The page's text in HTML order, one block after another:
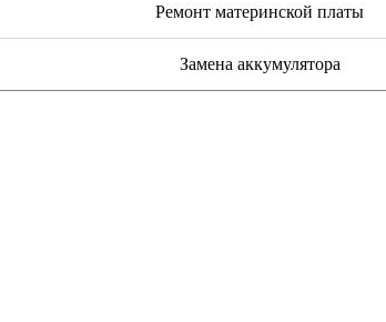
Ремонт материнской платы
Замена аккумулятора